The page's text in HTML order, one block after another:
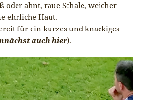
oder ahnt, raue Schale, weicher
ehrliche Haut.
für ein kurzes und knackiges
auch hier).